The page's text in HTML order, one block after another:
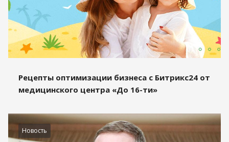
Рецепты оптимизации бизнеса с Битрикс24 от
медицинского центра «До 16-ти»
Новость